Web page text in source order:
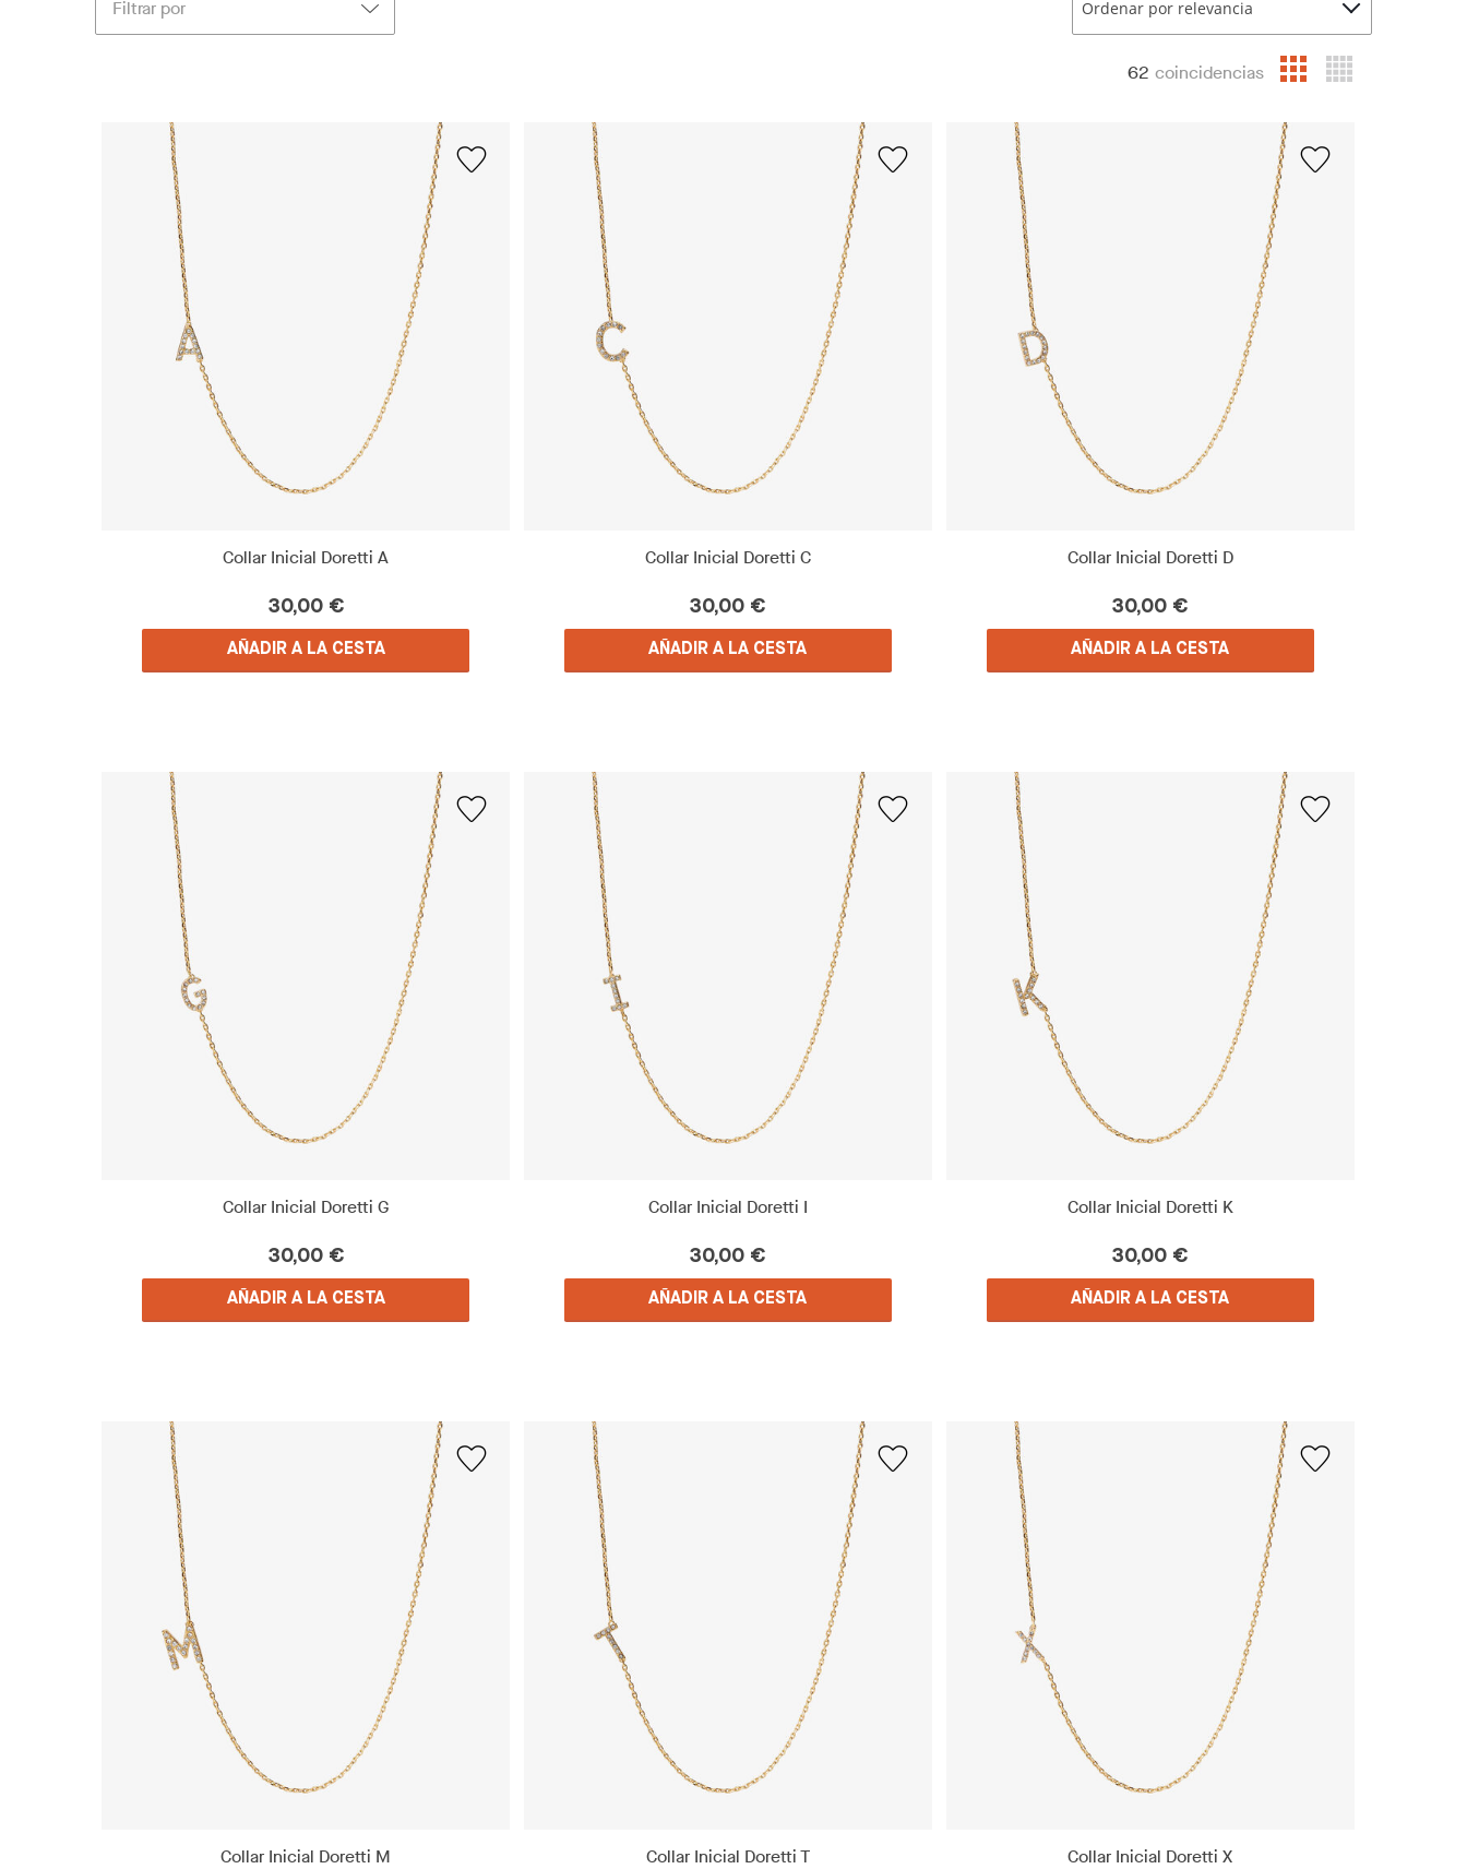
Filtrar por Ordenar por relevancia
62 coincidencias
Collar Inicial Doretti A
30,00 €
AÑADIR A LA CESTA
Collar Inicial Doretti C
30,00 €
AÑADIR A LA CESTA
Collar Inicial Doretti D
30,00 €
AÑADIR A LA CESTA
Collar Inicial Doretti G
30,00 €
AÑADIR A LA CESTA
Collar Inicial Doretti I
30,00 €
AÑADIR A LA CESTA
Collar Inicial Doretti K
30,00 €
AÑADIR A LA CESTA
Collar Inicial Doretti M Collar Inicial Doretti T Collar Inicial Doretti X